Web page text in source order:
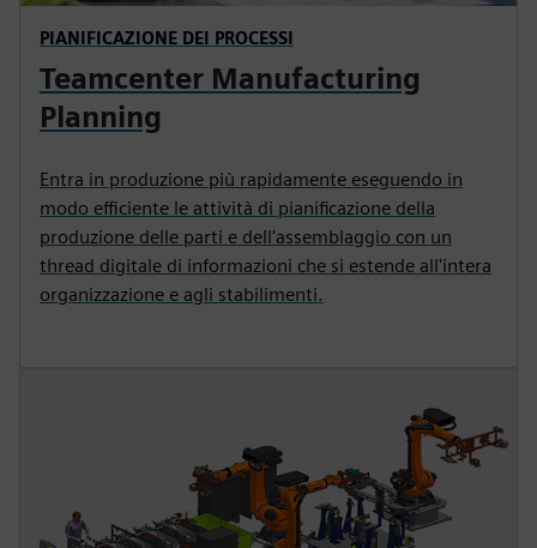
PIANIFICAZIONE DEI PROCESSI
Teamcenter Manufacturing
Planning
Entra in produzione più rapidamente eseguendo in
modo efficiente le attività di pianificazione della
produzione delle parti e dell'assemblaggio con un
thread digitale di informazioni che si estende all'intera
organizzazione e agli stabilimenti.